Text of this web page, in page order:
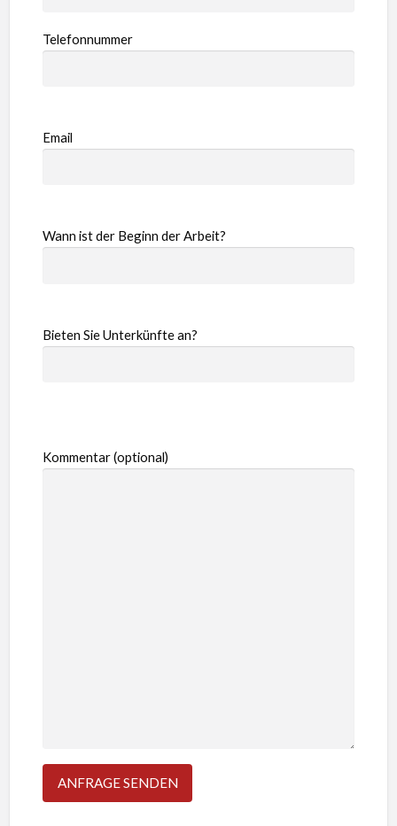
Telefonnummer
Email
Wann ist der Beginn der Arbeit?
Bieten Sie Unterkünfte an?
Kommentar (optional)